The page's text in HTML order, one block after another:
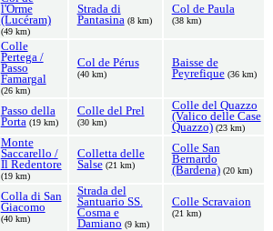
l'Orme
(Lucéram)
(49 km)
Strada di
Pantasina (8 km)
Col de Paula
(38 km)
Colle
Pertega /
Passo
Famargal
(26 km)
Col de Pérus
(40 km)
Baisse de
Peyrefique (36 km)
Passo della
Porta (19 km)
Colle del Prel
(30 km)
Colle del Quazzo
(Valico delle Case
Quazzo) (23 km)
Monte
Saccarello /
Il Redentore
(19 km)
Colletta delle
Salse (21 km)
Colle San
Bernardo
(Bardena) (20 km)
Colla di San
Giacomo
(40 km)
Strada del
Santuario SS.
Cosma e
Damiano (9 km)
Colle Scravaion
(21 km)